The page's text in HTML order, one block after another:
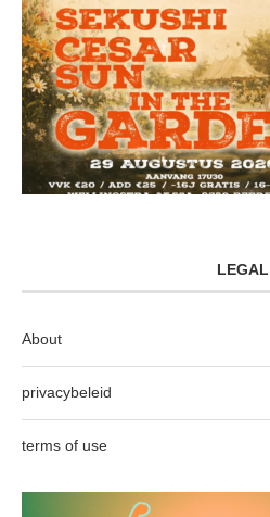
LEGAL
About
privacybeleid
terms of use